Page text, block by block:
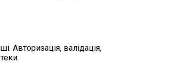
Авторизація, валідація,